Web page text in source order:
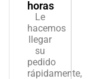
horas
Le
hacemos
llegar
su
pedido
rápidamente,